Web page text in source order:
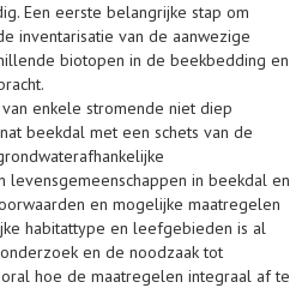
Een eerste belangrijke stap om
inventarisatie van de aanwezige
biotopen in de beekbedding en
enkele stromende niet diep
beekdal met een schets van de
in beekdal en
en mogelijke maatregelen
habitattype en leefgebieden is al
en de noodzaak tot
hoe de maatregelen integraal af te